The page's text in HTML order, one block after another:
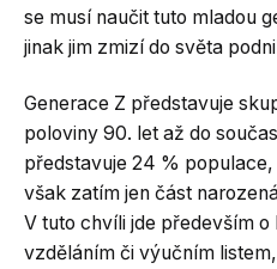
se musí naučit tuto mladou
jinak jim zmizí do světa
Generace Z představuje
poloviny 90. let až do
představuje 24 %
však zatím jen část
V tuto chvíli jde především
vzděláním či výučním